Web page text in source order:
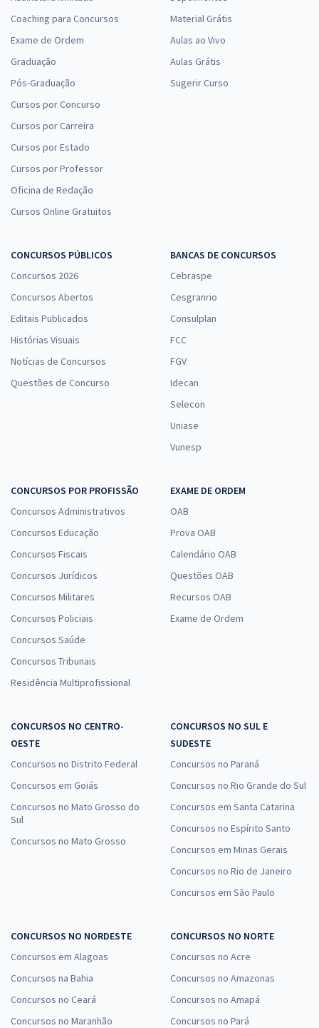
Coaching para Concursos
Exame de Ordem
Graduação
Pós-Graduação
Cursos por Concurso
Cursos por Carreira
Cursos por Estado
Cursos por Professor
Oficina de Redação
Cursos Online Gratuitos
Material Grátis
Aulas ao Vivo
Aulas Grátis
Sugerir Curso
CONCURSOS PÚBLICOS
Concursos 2026
Concursos Abertos
Editais Publicados
Histórias Visuais
Notícias de Concursos
Questões de Concurso
BANCAS DE CONCURSOS
Cebraspe
Cesgranrio
Consulplan
FCC
FGV
Idecan
Selecon
Uniase
Vunesp
CONCURSOS POR PROFISSÃO
Concursos Administrativos
Concursos Educação
Concursos Fiscais
Concursos Jurídicos
Concursos Militares
Concursos Policiais
Concursos Saúde
Concursos Tribunais
Residência Multiprofissional
EXAME DE ORDEM
OAB
Prova OAB
Calendário OAB
Questões OAB
Recursos OAB
Exame de Ordem
CONCURSOS NO CENTRO-
OESTE
Concursos no Distrito Federal
Concursos em Goiás
Concursos no Mato Grosso do
Sul
Concursos no Mato Grosso
CONCURSOS NO SUL E
SUDESTE
Concursos no Paraná
Concursos no Rio Grande do Sul
Concursos em Santa Catarina
Concursos no Espírito Santo
Concursos em Minas Gerais
Concursos no Rio de Janeiro
Concursos em São Paulo
CONCURSOS NO NORDESTE
Concursos em Alagoas
Concursos na Bahia
Concursos no Ceará
Concursos no Maranhão
CONCURSOS NO NORTE
Concursos no Acre
Concursos no Amazonas
Concursos no Amapá
Concursos no Pará